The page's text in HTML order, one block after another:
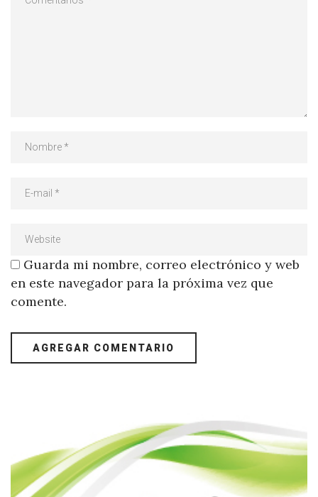
Guarda mi nombre, correo electrónico y web
en este navegador para la próxima vez que
comente.